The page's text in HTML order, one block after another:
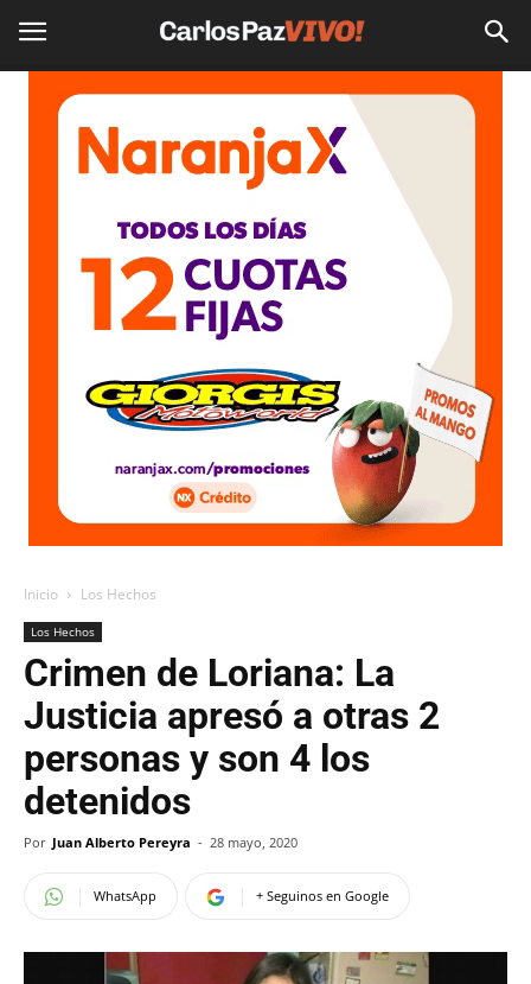
Inicio Los Hechos
Los Hechos
Crimen de Loriana: La
Justicia apresó a otras 2
personas y son 4 los
detenidos
Por Juan Alberto Pereyra - 28 mayo, 2020
WhatsApp + Seguinos en Google